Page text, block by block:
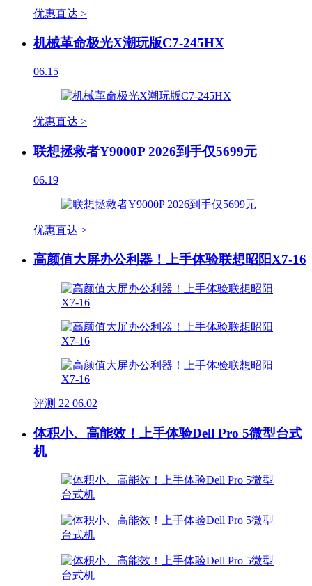
优惠直达 >
机械革命极光X潮玩版C7-245HX
06.15
优惠直达 >
联想拯救者Y9000P 2026到手仅5699元
06.19
优惠直达 >
高颜值大屏办公利器！上手体验联想昭阳X7-16
评测 22 06.02
体积小、高能效！上手体验Dell Pro 5微型台式
机